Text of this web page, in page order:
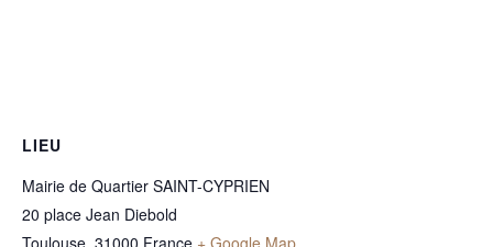
LIEU
Mairie de Quartier SAINT-CYPRIEN
20 place Jean Diebold
Toulouse, 31000 France + Google Map